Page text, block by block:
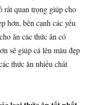
rất quan trọng giúp cho
hơn, bên cạnh các yếu
ăn các thức ăn có
sẽ giúp cá lên màu đẹp
thức ăn nhiều chất